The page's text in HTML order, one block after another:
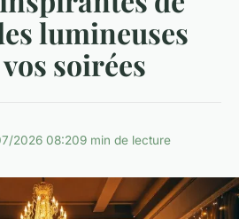
lumineuses
soirées
2026 08:209 min de lecture